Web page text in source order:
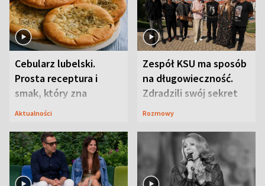
Cebularz lubelski.
Prosta receptura i
smak, który zna
Lubelszczyzna
Aktualności
Zespół KSU ma sposób
na długowieczność.
Zdradzili swój sekret
Rozmowy